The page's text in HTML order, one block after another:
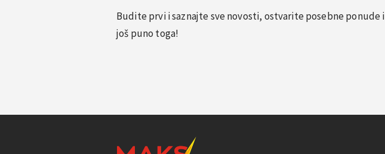
Budite prvi i saznajte sve novosti, ostvarite posebne ponude i
još puno toga!